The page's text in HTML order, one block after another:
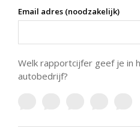
Email adres (noodzakelijk)
Welk rapportcijfer geef je in
autobedrijf?